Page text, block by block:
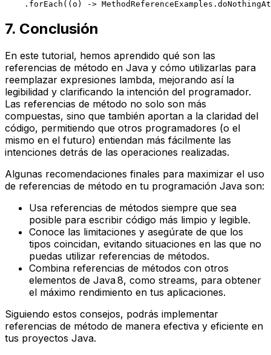
7. Conclusión
En este tutorial, hemos aprendido qué son las
referencias de método en Java y cómo utilizarlas para
reemplazar expresiones lambda, mejorando así la
legibilidad y clarificando la intención del programador.
Las referencias de método no solo son más
compuestas, sino que también aportan a la claridad del
código, permitiendo que otros programadores (o el
mismo en el futuro) entiendan más fácilmente las
intenciones detrás de las operaciones realizadas.
Algunas recomendaciones finales para maximizar el uso
de referencias de método en tu programación Java son:
Usa referencias de métodos siempre que sea
posible para escribir código más limpio y legible.
Conoce las limitaciones y asegúrate de que los
tipos coincidan, evitando situaciones en las que no
puedas utilizar referencias de métodos.
Combina referencias de métodos con otros
elementos de Java 8, como streams, para obtener
el máximo rendimiento en tus aplicaciones.
Siguiendo estos consejos, podrás implementar
referencias de método de manera efectiva y eficiente en
tus proyectos Java.